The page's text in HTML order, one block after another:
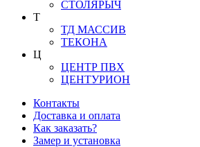
СТОЛЯРЫЧ
Т
ТД МАССИВ
ТЕКОНА
Ц
ЦЕНТР ПВХ
ЦЕНТУРИОН
Контакты
Доставка и оплата
Как заказать?
Замер и установка